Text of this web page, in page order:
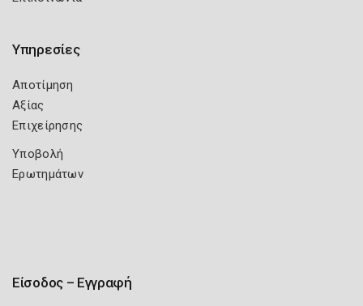
Υπηρεσίες
Αποτίμηση
Αξίας
Επιχείρησης
Υποβολή
Ερωτημάτων
Είσοδος – Εγγραφή